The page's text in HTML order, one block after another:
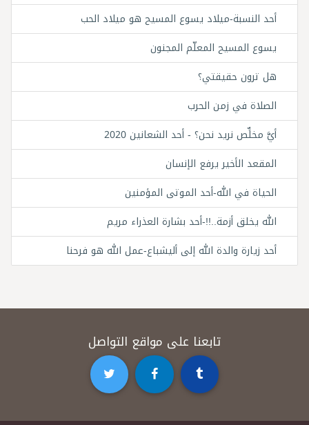
أحد النسبة-ميلاد يسوع المسيح هو ميلاد الحب
يسوع المسيح المعلّم المجنون
هل ترون حقيقتي؟
الصلاة في زمن الحرب
أيَّ مخلِّص نريد نحن؟ - أحد الشعانين 2020
المقعد الأخير يرفع الإنسان
الحياة في الله-أحد الموتى المؤمنين
الله يخلق أزمة..!!-أحد بشارة العذراء مريم
أحد زيارة والدة الله إلى أليشباع-عمل الله هو فرحنا
تابعنا على مواقع التواصل